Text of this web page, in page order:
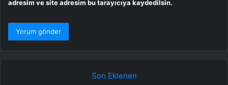
adresim ve site adresim bu tarayıcıya kaydedilsin.
Son Eklenen